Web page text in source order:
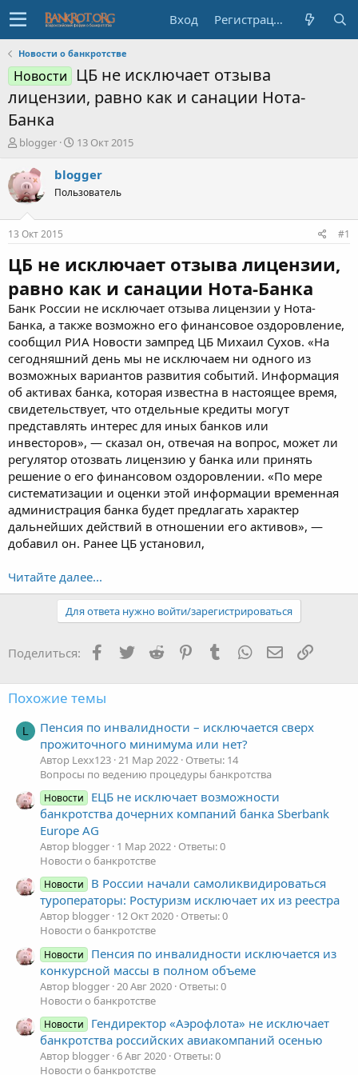
Вход Регистрация
Новости о банкротстве
Новости
ЦБ не исключает отзыва
лицензии, равно как и санации Нота-
Банка
А
т
о
р
е
м
ы
blogger
Д
т
а
н
а
13 Окт 2015
blogger
Пользователь
13 Окт 2015 #1
ЦБ не исключает отзыва лицензии,
равно как и санации Нота-Банка
Банк России не исключает отзыва лицензии у Нота-
Банка, а также возможно его финансовое оздоровление,
сообщил РИА Новости зампред ЦБ Михаил Сухов. «На
сегодняшний день мы не исключаем ни одного из
возможных вариантов развития событий. Информация
об активах банка, которая известна в настоящее время,
свидетельствует, что отдельные кредиты могут
представлять интерес для иных банков или
инвесторов», — сказал он, отвечая на вопрос, может ли
регулятор отозвать лицензию у банка или принять
решение о его финансовом оздоровлении. «По мере
систематизации и оценки этой информации временная
администрация банка будет предлагать характер
дальнейших действий в отношении его активов», —
добавил он. Ранее ЦБ установил,
Читайте далее...
Для ответа нужно войти/зарегистрироваться
Поделиться: Facebook
TwitterReddit PinterestTumblr WhatsApp Ссылка
Похожие темы
L
Пенсия по инвалидности – исключается сверх
прожиточного минимума или нет?
Автор Lexx123 21 Мар 2022 Ответы: 14
Вопросы по ведению процедуры банкротства
Новости
ЕЦБ не исключает возможности
банкротства дочерних компаний банка Sberbank
Europe AG
Автор blogger 1 Мар 2022 Ответы: 0
Новости о банкротстве
Новости
В России начали самоликвидироваться
туроператоры: Ростуризм исключает их из реестра
Автор blogger 12 Окт 2020 Ответы: 0
Новости о банкротстве
Новости
Пенсия по инвалидности исключается из
конкурсной массы в полном объеме
Автор blogger 20 Авг 2020 Ответы: 0
Новости о банкротстве
Новости
Гендиректор «Аэрофлота» не исключает
банкротства российских авиакомпаний осенью
Автор blogger 6 Авг 2020 Ответы: 0
Новости о банкротстве